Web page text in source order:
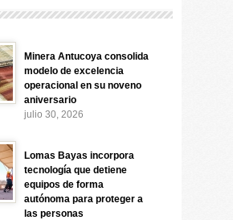
Minera Antucoya consolida
modelo de excelencia
operacional en su noveno
aniversario
julio 30, 2026
Lomas Bayas incorpora
tecnología que detiene
equipos de forma
autónoma para proteger a
las personas